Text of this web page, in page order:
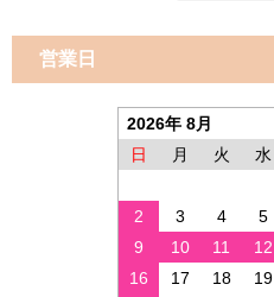
営業日
2026年 8月
日
月 火 水
2
3 4 5
9
10 11 12
16
17 18 19